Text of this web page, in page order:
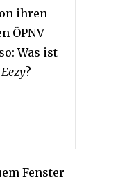
ihren
ÖPNV-
Was ist
Eezy?
Fenster